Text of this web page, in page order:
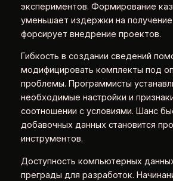
экспериментов. Формирование
уменьшает издержки на
форсирует внедрение проектов.
Гибкость в создании сведений
модифицировать комплекты под
проблемы. Программисты
необходимые настройки и
соотношении с условиями. Шанс
добавочных данных становится
инструментов.
Доступность компьютерных
преграды для разработок.